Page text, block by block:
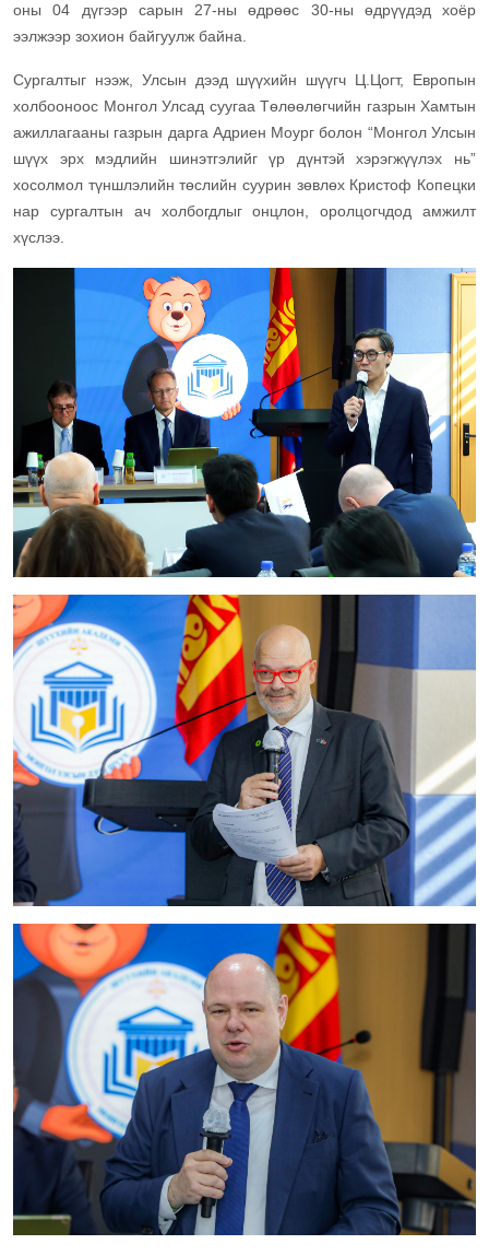
оны 04 дүгээр сарын 27-ны өдрөөс 30-ны өдрүүдэд хоёр
ээлжээр зохион байгуулж байна.
Сургалтыг нээж, Улсын дээд шүүхийн шүүгч Ц.Цогт, Европын
холбооноос Mонгол Улсад суугаа Төлөөлөгчийн газрын Хамтын
ажиллагааны газрын дарга Адриен Моург болон “Монгол Улсын
шүүх эрх мэдлийн шинэтгэлийг үр дүнтэй хэрэгжүүлэх нь”
хосолмол түншлэлийн төслийн суурин зөвлөх Кристоф Копецки
нар сургалтын ач холбогдлыг онцлон, оролцогчдод амжилт
хүслээ.